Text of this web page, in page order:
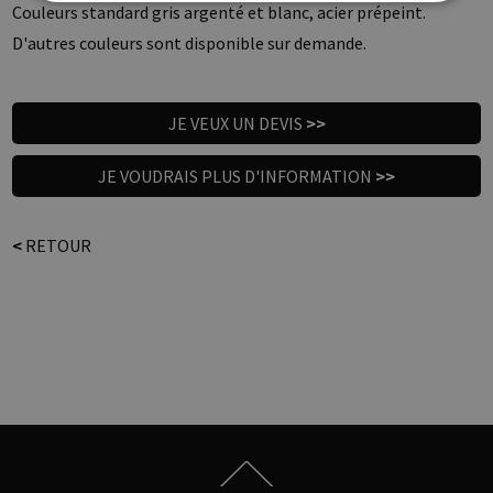
Couleurs standard gris argenté et blanc, acier prépeint.
D'autres couleurs sont disponible sur demande.
JE VEUX UN DEVIS >>
JE VOUDRAIS PLUS D'INFORMATION >>
< RETOUR